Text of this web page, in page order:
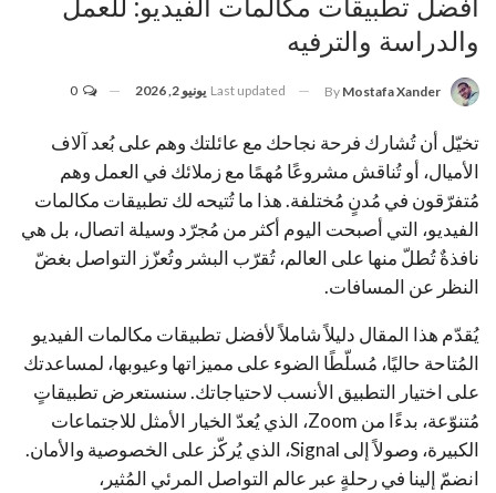
أفضل تطبيقات مكالمات الفيديو: للعمل
والدراسة والترفيه
By Mostafa Xander
Last updated يونيو 2, 2026
تخيّل أن تُشارك فرحة نجاحك مع عائلتك وهم على بُعد آلاف
الأميال، أو تُناقش مشروعًا مُهمًا مع زملائك في العمل وهم
مُتفرّقون في مُدنٍ مُختلفة. هذا ما تُتيحه لك تطبيقات مكالمات
الفيديو، التي أصبحت اليوم أكثر من مُجرّد وسيلة اتصال، بل هي
نافذةٌ تُطلّ منها على العالم، تُقرّب البشر وتُعزّز التواصل بغضّ
النظر عن المسافات.
يُقدّم هذا المقال دليلاً شاملاً لأفضل تطبيقات مكالمات الفيديو
المُتاحة حاليًا، مُسلّطًا الضوء على مميزاتها وعيوبها، لمساعدتك
على اختيار التطبيق الأنسب لاحتياجاتك. سنستعرض تطبيقاتٍ
مُتنوّعة، بدءًا من Zoom، الذي يُعدّ الخيار الأمثل للاجتماعات
الكبيرة، وصولاً إلى Signal، الذي يُركّز على الخصوصية والأمان.
انضمّ إلينا في رحلةٍ عبر عالم التواصل المرئي المُثير،